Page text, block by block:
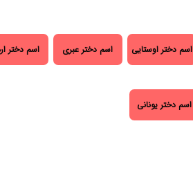
اسم دختر اوستایی اسم دختر عبری اسم دختر
اسم دختر یونانی